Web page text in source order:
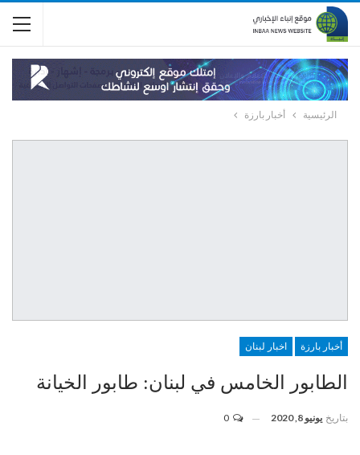
الرئيسية أخبار بارزة
أخبار بارزة اخبار لبنان
الطابور الخامس في لبنان: طابور الخيانة
بتاريخ يونيو 8, 2020